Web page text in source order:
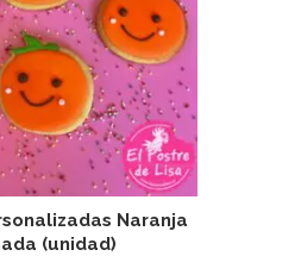
Naranja
(unidad)